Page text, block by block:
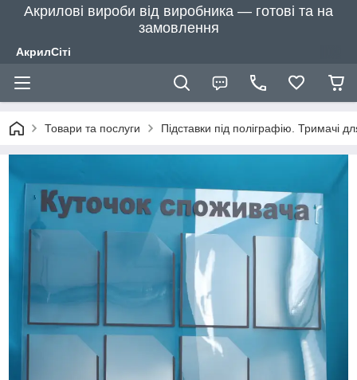
Акрилові вироби від виробника — готові та на
замовлення
АкрилСіті
Товари та послуги Підставки під поліграфію. Тримачі